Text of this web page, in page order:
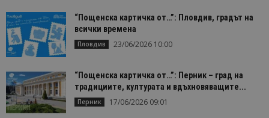
“Пощенска картичка от…”: Пловдив, градът на
всички времена
Пловдив 23/06/2026 10:00
“Пощенска картичка от…”: Перник – град на
традициите, културата и вдъхновяващите...
Перник 17/06/2026 09:01
Име
Доставчик /
is_visitor_unique
StatCounter
.statcounter.com
1 година
1 месец
Тази
се
Име
Доставчик/
Домейн
Ltd
.bgtourism.bg
1 месец
за
съхраняване
на броя
Декларацията за
поверителност на Google